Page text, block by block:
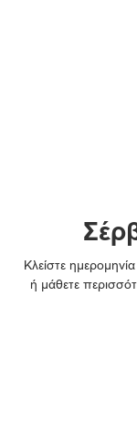
Κλείστε
ή μάθετε